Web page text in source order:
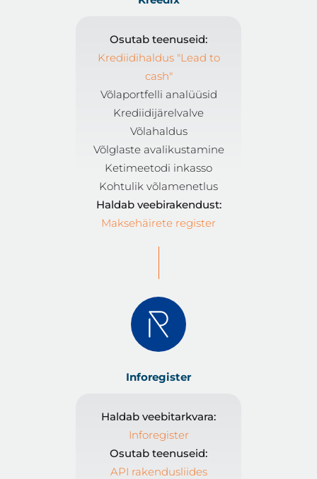
Osutab teenuseid:
Krediidihaldus "Lead to
cash"
Võlaportfelli analüüsid
Krediidijärelvalve
Võlahaldus
Võlglaste avalikustamine
Ketimeetodi inkasso
Kohtulik võlamenetlus
Haldab veebirakendust:
Maksehäirete register
Inforegister
Haldab veebitarkvara:
Inforegister
Osutab teenuseid:
API rakendusliides